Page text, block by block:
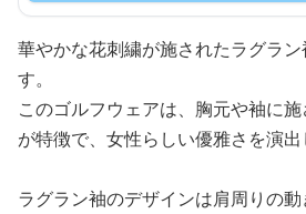
華やかな花刺繍が施されたラグラ
す。
このゴルフウェアは、胸元や袖に
が特徴で、女性らしい優雅さを演出
ラグラン袖のデザインは肩周りの